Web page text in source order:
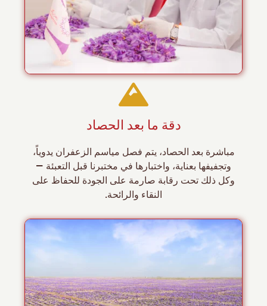
دقة ما بعد الحصاد
مباشرة بعد الحصاد، يتم فصل مياسم الزعفران يدوياً،
وتجفيفها بعناية، واختبارها في مختبرنا قبل التعبئة —
وكل ذلك تحت رقابة صارمة على الجودة للحفاظ على
النقاء والرائحة.